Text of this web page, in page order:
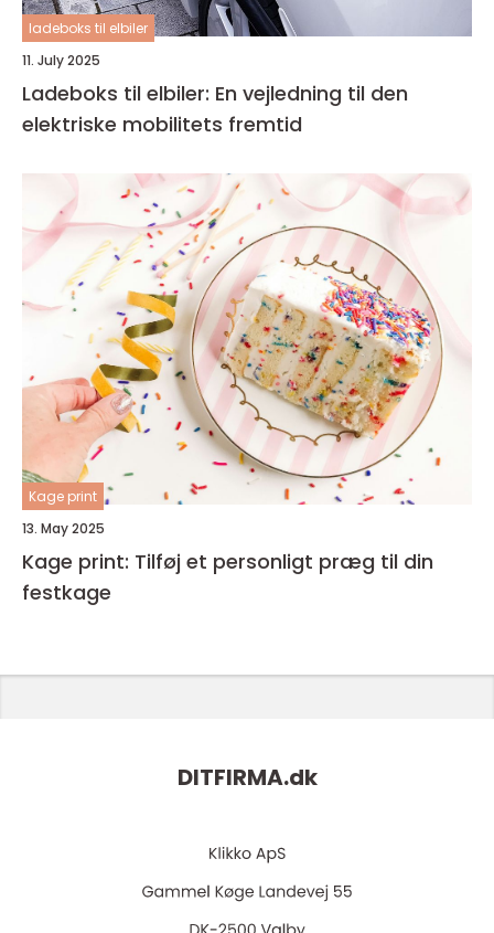
ladeboks til elbiler
11. July 2025
Ladeboks til elbiler: En vejledning til den
elektriske mobilitets fremtid
Kage print
13. May 2025
Kage print: Tilføj et personligt præg til din
festkage
DITFIRMA.dk